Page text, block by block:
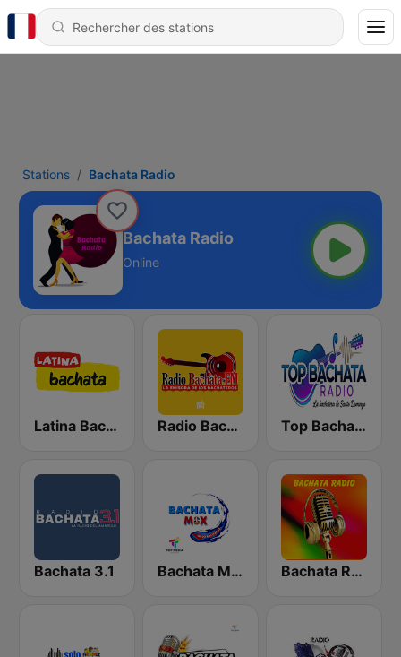
Stations Bachata Radio
Bachata Radio
Online
Latina Bachata Radio Bachata Top Bachata Radio
Bachata 3.1 Bachata Mix Radio Bachata Radio